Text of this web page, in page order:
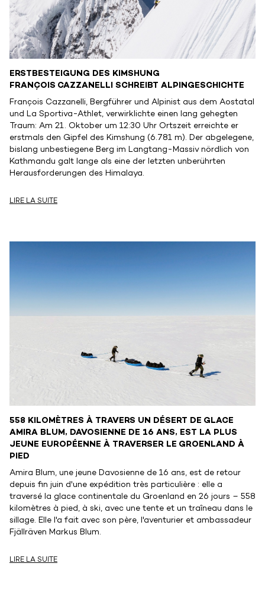
ERSTBESTEIGUNG DES KIMSHUNG
FRANÇOIS CAZZANELLI SCHREIBT ALPINGESCHICHTE
François Cazzanelli, Bergführer und Alpinist aus dem Aostatal
und La Sportiva-Athlet, verwirklichte einen lang gehegten
Traum: Am 21. Oktober um 12:30 Uhr Ortszeit erreichte er
erstmals den Gipfel des Kimshung (6.781 m). Der abgelegene,
bislang unbestiegene Berg im Langtang-Massiv nördlich von
Kathmandu galt lange als eine der letzten unberührten
Herausforderungen des Himalaya.
LIRE LA SUITE
558 KILOMÈTRES À TRAVERS UN DÉSERT DE GLACE
AMIRA BLUM, DAVOSIENNE DE 16 ANS, EST LA PLUS
JEUNE EUROPÉENNE À TRAVERSER LE GROENLAND À
PIED
Amira Blum, une jeune Davosienne de 16 ans, est de retour
depuis fin juin d'une expédition très particulière : elle a
traversé la glace continentale du Groenland en 26 jours – 558
kilomètres à pied, à ski, avec une tente et un traîneau dans le
sillage. Elle l'a fait avec son père, l'aventurier et ambassadeur
Fjällräven Markus Blum.
LIRE LA SUITE